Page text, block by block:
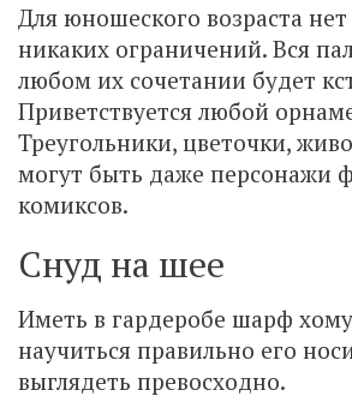
Для юношеского возраста
никаких ограничений. Вся
любом их сочетании будет
Приветствуется любой
Треугольники, цветочки,
могут быть даже персонажи
комиксов.
Снуд на шее
Иметь в гардеробе шарф
научиться правильно его
выглядеть превосходно.